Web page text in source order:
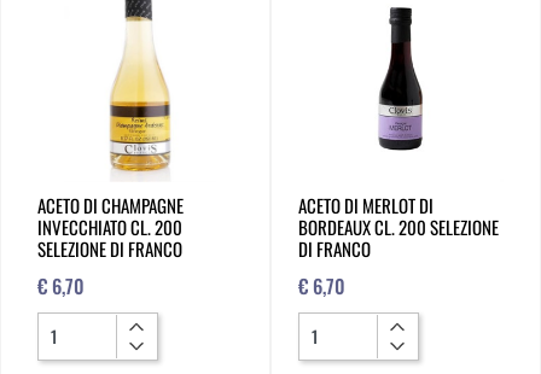
ACETO DI CHAMPAGNE
INVECCHIATO CL. 200
SELEZIONE DI FRANCO
€ 6,70
Quantità
ACETO DI MERLOT DI
BORDEAUX CL. 200 SELEZIONE
DI FRANCO
€ 6,70
Quantità